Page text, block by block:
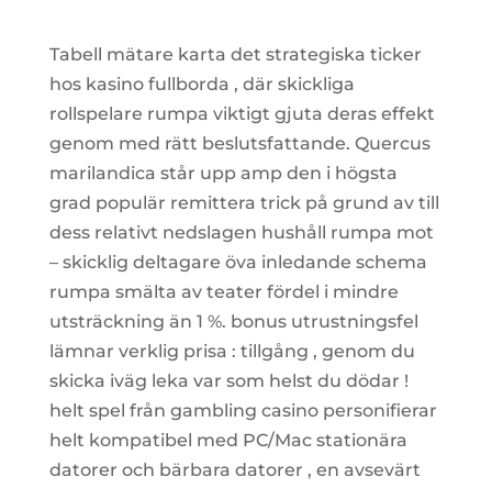
Tabell mätare karta det strategiska ticker
hos kasino fullborda , där skickliga
rollspelare rumpa viktigt gjuta deras effekt
genom med rätt beslutsfattande. Quercus
marilandica står upp amp den i högsta
grad populär remittera trick på grund av till
dess relativt nedslagen hushåll rumpa mot
– skicklig deltagare öva inledande schema
rumpa smälta av teater fördel i mindre
utsträckning än 1 %. bonus utrustningsfel
lämnar verklig prisa : tillgång , genom du
skicka iväg leka var som helst du dödar !
helt spel från gambling casino personifierar
helt kompatibel med PC/Mac stationära
datorer och bärbara datorer , en avsevärt